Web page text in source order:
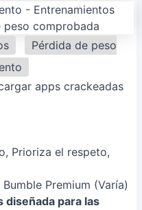
Pérdida de peso
apps crackeadas
Prioriza el respeto,
Premium (Varía)
diseñada para las